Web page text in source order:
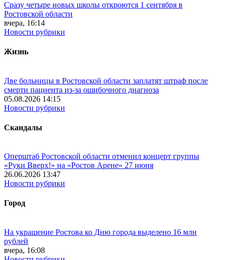
Сразу четыре новых школы откроются 1 сентября в
Ростовской области
вчера, 16:14
Новости рубрики
Жизнь
Две больницы в Ростовской области заплатят штраф после
смерти пациента из-за ошибочного диагноза
05.08.2026 14:15
Новости рубрики
Скандалы
Оперштаб Ростовской области отменил концерт группы
«Руки Вверх!» на «Ростов Арене» 27 июня
26.06.2026 13:47
Новости рубрики
Город
На украшение Ростова ко Дню города выделено 16 млн
рублей
вчера, 16:08